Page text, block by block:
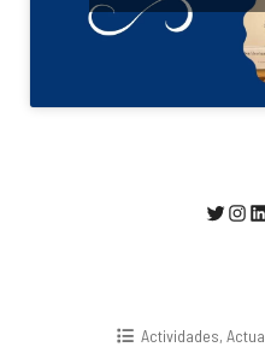
Actividades,